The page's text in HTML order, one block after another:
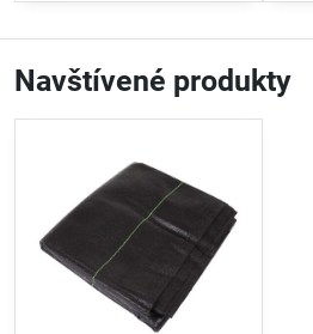
Navštívené produkty